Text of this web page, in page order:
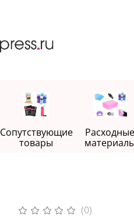
Сопутствующие
товары
Расходные
(0)